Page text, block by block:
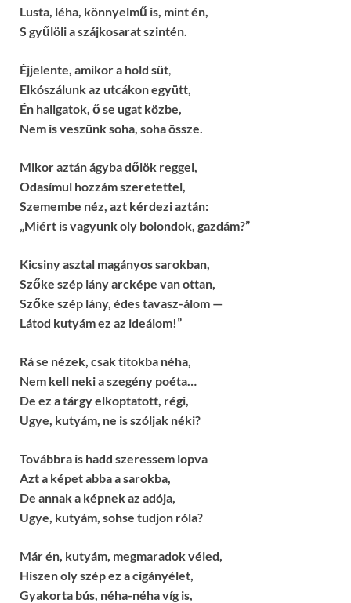
Lusta, léha, könnyelmű is, mint én,
S gyűlöli a szájkosarat szintén.
Éjjelente, amikor a hold süt
Elkószálunk az utcákon együtt,
Én hallgatok, ő se ugat közbe,
Nem is veszünk soha, soha össze.
Mikor aztán ágyba dőlök reggel,
Odasímul hozzám szeretettel,
Szemembe néz, azt kérdezi aztán:
„Miért is vagyunk oly bolondok, gazdám?”
Kicsiny asztal magányos sarokban,
Szőke szép lány arcképe van ottan,
Szőke szép lány, édes tavasz-álom —
Látod kutyám ez az ideálom!”
Rá se nézek, csak titokba néha,
Nem kell neki a szegény poéta…
De ez a tárgy elkoptatott, régi,
Ugye, kutyám, ne is szóljak néki?
Továbbra is hadd szeressem lopva
Azt a képet abba a sarokba,
De annak a képnek az adója,
Ugye, kutyám, sohse tudjon róla?
Már én, kutyám, megmaradok véled,
Hiszen oly szép ez a cigányélet,
Gyakorta bús, néha-néha víg is,